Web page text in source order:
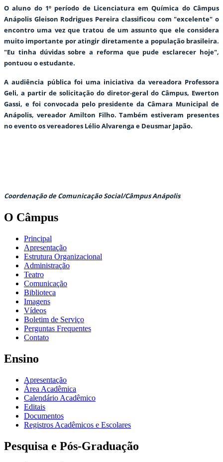
O aluno do 1º período de Licenciatura em Química do Câmpus
Anápolis Gleison Rodrigues Pereira classificou com "excelente" o
encontro uma vez que tratou de um assunto que ele considera
muito importante por atingir diretamente a população brasileira.
"Eu tinha dúvidas sobre a reforma que pude esclarecer hoje",
pontuou o estudante.
A audiência pública foi uma iniciativa da vereadora Professora
Geli, a partir de solicitação do diretor-geral do Câmpus, Ewerton
Gassi, e foi convocada pelo presidente da Câmara Municipal de
Anápolis, vereador Amilton Filho. Também estiveram presentes
no evento os vereadores Lélio Alvarenga e Deusmar Japão.
Coordenação de Comunicação Social/Câmpus Anápolis
O Câmpus
Principal
Apresentação
Estrutura Organizacional
Administração
Teatro
Comunicação
Biblioteca
Imagens
Vídeos
Boletim de Serviço
Perguntas Frequentes
Contato
Ensino
Apresentação
Área Acadêmica
Calendário Acadêmico
Editais
Documentos
Registros Acadêmicos e Escolares
Pesquisa e Pós-Graduação